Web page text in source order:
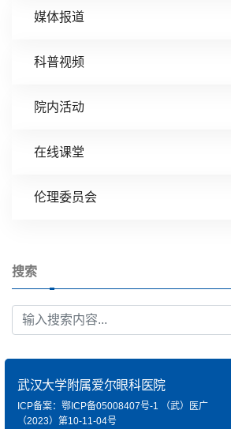
媒体报道
科普视频
院内活动
在线课堂
伦理委员会
搜索
武汉大学附属爱尔眼科医院
ICP备案：鄂ICP备05008407号-1 （武）医广
（2023）第10-11-04号